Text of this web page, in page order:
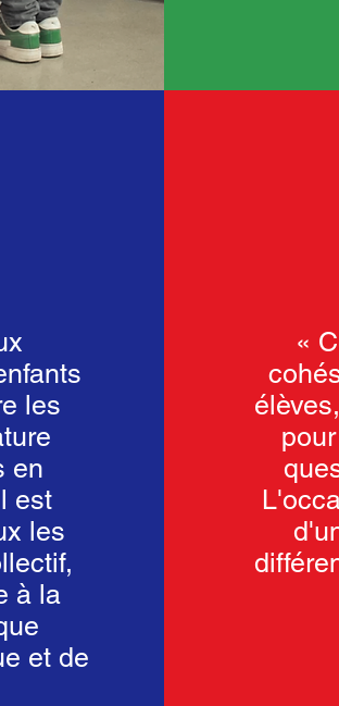
les
en
est
les
à la
et de
«